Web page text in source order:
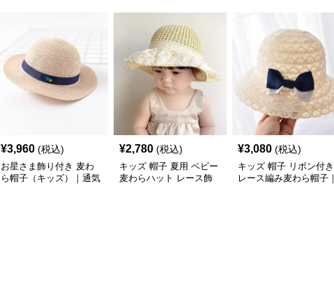
¥3,960 (税込)
お星さま飾り付き 麦わ
ら帽子（キッズ）｜通気
¥2,780 (税込)
キッズ 帽子 夏用 ベビー
麦わらハット レース飾
¥3,080 (税込)
キッズ 帽子 リボン付き
レース編み麦わら帽子｜